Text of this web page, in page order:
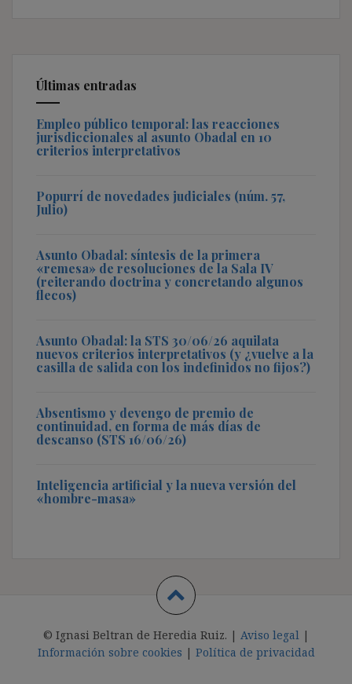
Últimas entradas
Empleo público temporal: las reacciones
jurisdiccionales al asunto Obadal en 10
criterios interpretativos
Popurrí de novedades judiciales (núm. 57,
Julio)
Asunto Obadal: síntesis de la primera
«remesa» de resoluciones de la Sala IV
(reiterando doctrina y concretando algunos
flecos)
Asunto Obadal: la STS 30/06/26 aquilata
nuevos criterios interpretativos (y ¿vuelve a la
casilla de salida con los indefinidos no fijos?)
Absentismo y devengo de premio de
continuidad, en forma de más días de
descanso (STS 16/06/26)
Inteligencia artificial y la nueva versión del
«hombre-masa»
© Ignasi Beltran de Heredia Ruiz. | Aviso legal |
Información sobre cookies | Política de privacidad